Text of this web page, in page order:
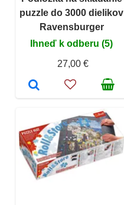
puzzle do 3000 dielikov
Ravensburger
Ihneď k odberu (5)
27,00 €